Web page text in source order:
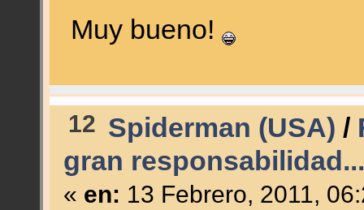
Muy bueno!
12 Spiderman (USA) /
gran
« en: 13 Febrero, 2011,